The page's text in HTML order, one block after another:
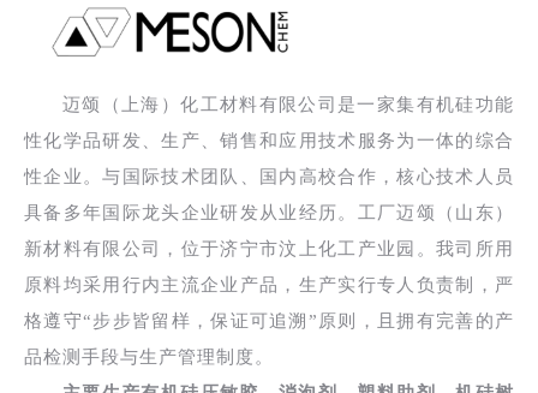
迈颂（上海）化工材料有限公司是一家集有机硅功能
性化学品研发、生产、销售和应用技术服务为一体的综合
性企业。与国际技术团队、国内高校合作，核心技术人员
具备多年国际龙头企业研发从业经历。工厂迈颂（山东）
新材料有限公司，位于济宁市汶上化工产业园。我司所用
原料均采用行内主流企业产品，生产实行专人负责制，严
格遵守“步步皆留样，保证可追溯”原则，且拥有完善的产
品检测手段与生产管理制度。